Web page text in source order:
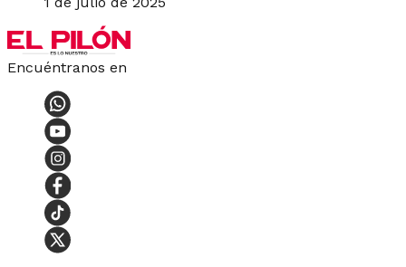
Encuéntranos en